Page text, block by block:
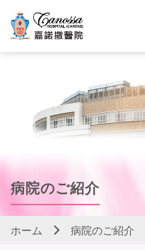
病院のご紹介
ホーム 病院のご紹介